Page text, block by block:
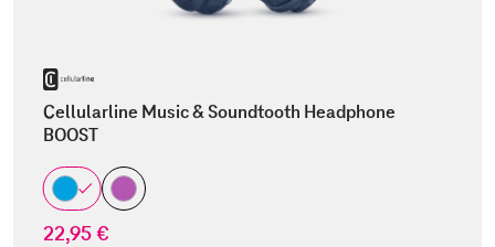
Cellularline Music & Soundtooth Headphone
BOOST
22,95 €